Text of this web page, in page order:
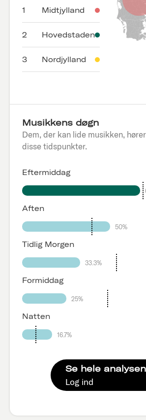
1 Midtjylland
2 Hovedstaden
3 Nordjylland
Musikkens døgn
Dem, der kan lide musikken,
disse tidspunkter.
Eftermiddag
Aften
50%
Tidlig Morgen
33.3%
Formiddag
25%
Natten
16.7%
Se hele analysen
Log ind